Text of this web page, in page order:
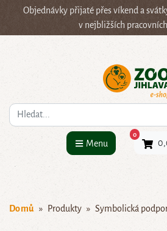
Objednávky přijaté přes víkend a
v nejbližších
Co hledáte?
Menu
0×
Domů Produkty Symbolická